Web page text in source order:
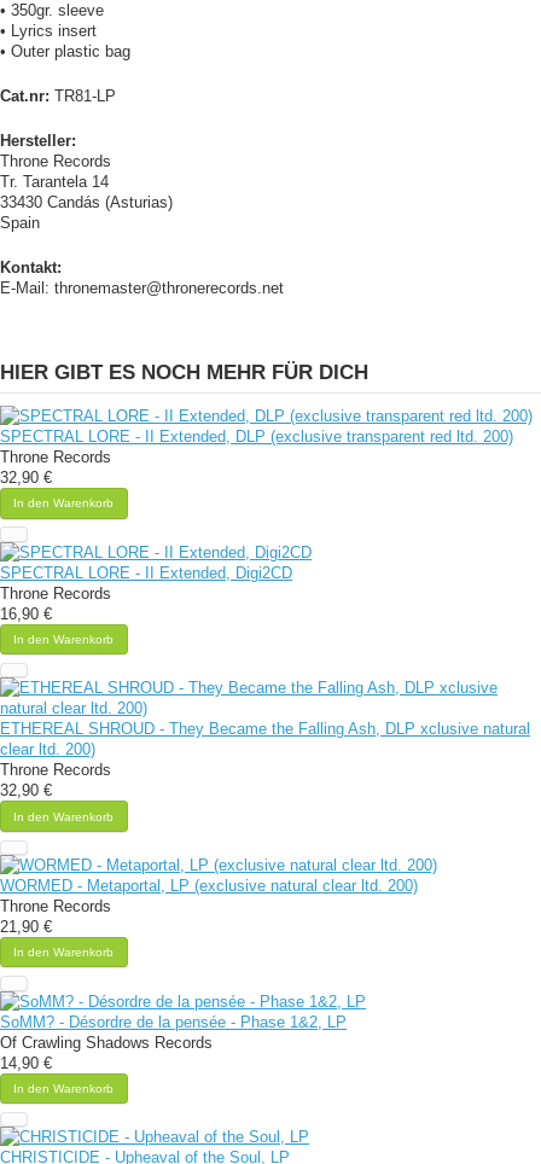
• 350gr. sleeve
• Lyrics insert
• Outer plastic bag
Cat.nr: TR81-LP
Hersteller:
Throne Records
Tr. Tarantela 14
33430 Candás (Asturias)
Spain
Kontakt:
E-Mail: thronemaster@thronerecords.net
HIER GIBT ES NOCH MEHR FÜR DICH
SPECTRAL LORE - II Extended, DLP (exclusive transparent red ltd. 200)
Throne Records
32,90 €
In den Warenkorb
SPECTRAL LORE - II Extended, Digi2CD
Throne Records
16,90 €
In den Warenkorb
ETHEREAL SHROUD - They Became the Falling Ash, DLP xclusive natural
clear ltd. 200)
Throne Records
32,90 €
In den Warenkorb
WORMED - Metaportal, LP (exclusive natural clear ltd. 200)
Throne Records
21,90 €
In den Warenkorb
SoMM? - Désordre de la pensée - Phase 1&2, LP
Of Crawling Shadows Records
14,90 €
In den Warenkorb
CHRISTICIDE - Upheaval of the Soul, LP